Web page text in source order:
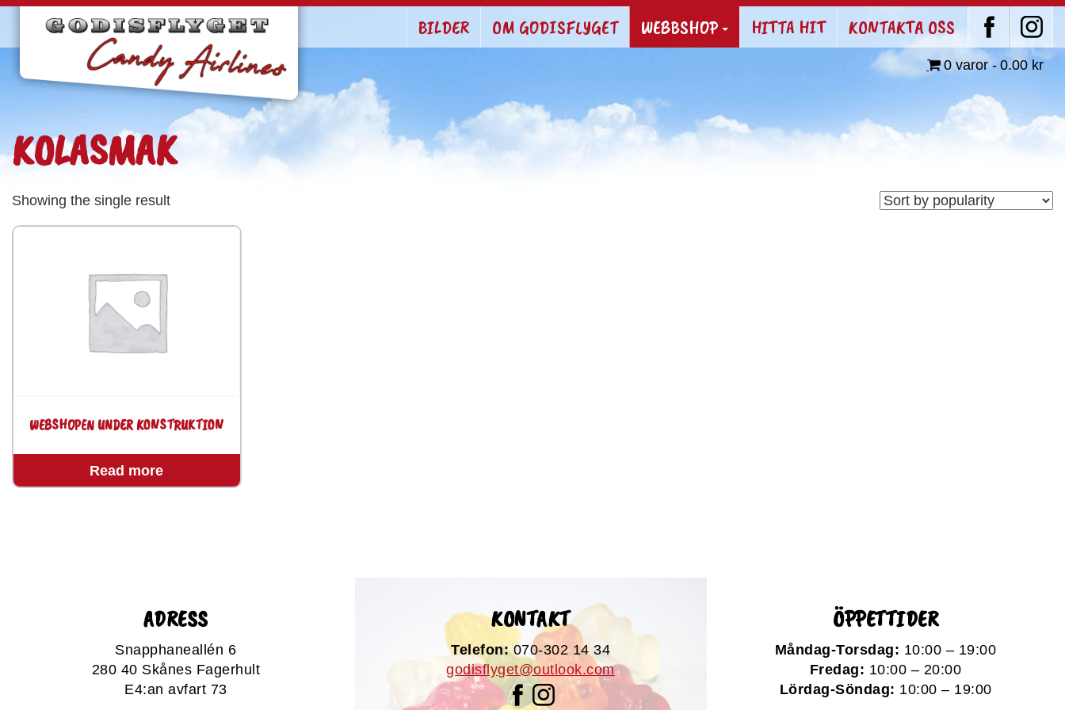
BILDER OM GODISFLYGET WEBBSHOP HITTA HIT KONTAKTA OSS
0 varor 0.00 kr
KOLASMAK
Showing the single result
WEBSHOPEN UNDER KONSTRUKTION
Read more
ADRESS
Snapphaneallén 6
280 40 Skånes Fagerhult
E4:an avfart 73
KONTAKT
Telefon:070-302 14 34
godisflyget@outlook.com
ÖPPETTIDER
Måndag-Torsdag: 10:00 – 19:00
Fredag: 10:00 – 20:00
Lördag-Söndag: 10:00 – 19:00